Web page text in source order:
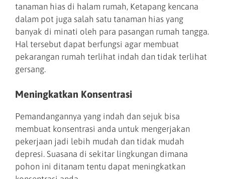
tanaman hias di halam rumah, Ketapang kencana
dalam pot juga salah satu tanaman hias yang
banyak di minati oleh para pasangan rumah tangga.
Hal tersebut dapat berfungsi agar membuat
pekarangan rumah terlihat indah dan tidak terlihat
gersang.
Meningkatkan Konsentrasi
Pemandangannya yang indah dan sejuk bisa
membuat konsentrasi anda untuk mengerjakan
pekerjaan jadi lebih mudah dan tidak mudah
depresi. Suasana di sekitar lingkungan dimana
pohon ini ditanam tentu dapat meningkatkan